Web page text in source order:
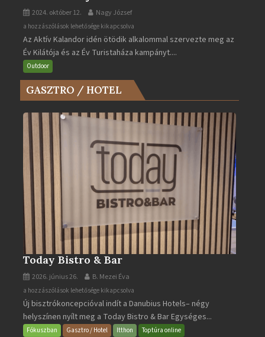
2024. október 12. Nagy József
Az
Év
Kilátója
és
az
Év
bejegyzéshez
a hozzászólások lehetősége kikapcsolva
Az Aktív Kalandor idén ötödik alkalommal szervezte meg az
Év Kilátója és az Év Turistaháza kampányt....
Outdoor
GASZTRO / HOTEL
Today Bistro & Bar
2026. június 26. B. Mezei Éva
Today
Bistro
&
Bar
a hozzászólások lehetősége kikapcsolva
Új bisztrókoncepcióval indít a Danubius Hotels– négy
helyszínen nyílt meg a Today Bistro & Bar Egységes...
Fókuszban Gasztro / Hotel Itthon Toptúra online